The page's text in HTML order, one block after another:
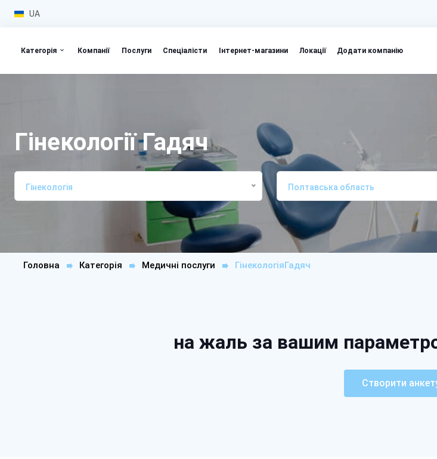
UA
Категорія Компанії Послуги Спеціалісти Інтернет-магазини Локації Додати компанію
Гінекології Гадяч
Гінекологія Полтавська область
Головна Категорія Медичні послуги ГінекологіяГадяч
на жаль за вашим
Створити